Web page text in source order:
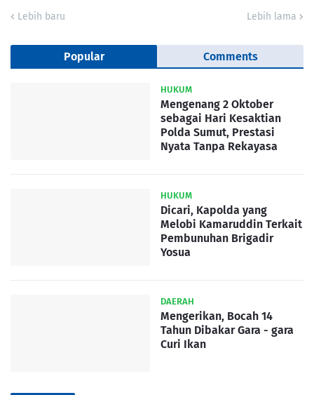
Lebih baru Lebih lama
Popular Comments
HUKUM
Mengenang 2 Oktober
sebagai Hari Kesaktian
Polda Sumut, Prestasi
Nyata Tanpa Rekayasa
HUKUM
Dicari, Kapolda yang
Melobi Kamaruddin Terkait
Pembunuhan Brigadir
Yosua
DAERAH
Mengerikan, Bocah 14
Tahun Dibakar Gara - gara
Curi Ikan